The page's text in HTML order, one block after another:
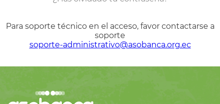
Para soporte técnico en el acceso, favor contactarse a
soporte
soporte-administrativo@asobanca.org.ec